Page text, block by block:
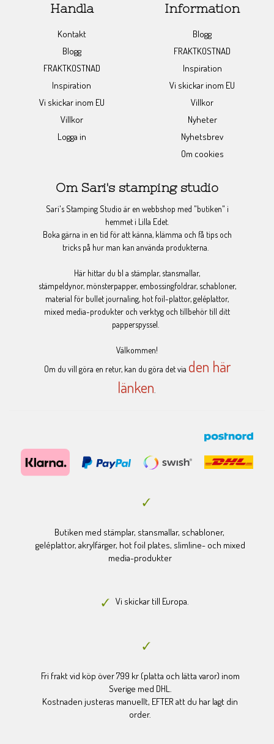
Handla
Kontakt
Blogg
FRAKTKOSTNAD
Inspiration
Vi skickar inom EU
Villkor
Logga in
Information
Blogg
FRAKTKOSTNAD
Inspiration
Vi skickar inom EU
Villkor
Nyheter
Nyhetsbrev
Om cookies
Om Sari's stamping studio
Sari's Stamping Studio är en webbshop med "butiken" i
hemmet i Lilla Edet.
Boka gärna in en tid för att känna, klämma och få tips och
tricks på hur man kan använda produkterna.
Här hittar du bl a stämplar, stansmallar,
stämpeldynor, mönsterpapper, embossingfoldrar, schabloner,
material för bullet journaling, hot foil-plattor, geléplattor,
mixed media-produkter och verktyg och tillbehör till ditt
papperspyssel.
Välkommen!
Om du vill göra en retur, kan du göra det via den här
länken
Butiken med stämplar, stansmallar, schabloner,
geléplattor, akrylfärger, hot foil plates, slimline- och mixed
media-produkter
Vi skickar till Europa.
Fri frakt vid köp över 799 kr (platta och lätta varor) inom
Sverige med DHL.
Kostnaden justeras manuellt, EFTER att du har lagt din
order.